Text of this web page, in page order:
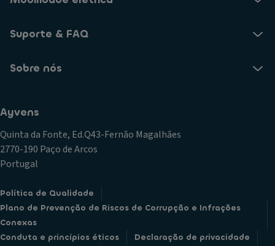
Suporte & FAQ
Sobre nós
Ayvens
Quinta da Fonte, Ed.Q43-Fernão Magalhães
2770-190 Paço de Arcos
Portugal
Política de Qualidade
Plano de Prevenção de Riscos de Corrupção e Infrações
Conexas
Conduta e princípios éticos
Declaração de privacidade